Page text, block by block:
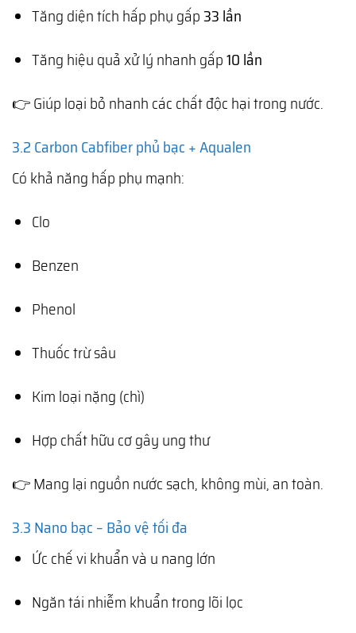
Tăng diện tích hấp phụ gấp33 lần
Tăng hiệu quả xử lý nhanh gấp10 lần
👉 Giúp loại bỏ nhanh các chất độc hại trong nước.
3.2 Carbon Cabfiber phủ bạc + Aqualen
Có khả năng hấp phụ mạnh:
Clo
Benzen
Phenol
Thuốc trừ sâu
Kim loại nặng (chì)
Hợp chất hữu cơ gây ung thư
👉 Mang lại nguồn nước sạch, không mùi, an toàn.
3.3 Nano bạc – Bảo vệ tối đa
Ức chế vi khuẩn và u nang lớn
Ngăn tái nhiễm khuẩn trong lõi lọc